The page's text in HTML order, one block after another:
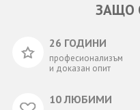
ЗАЩО
26 ГОДИНИ
професионализъм
и доказан опит
10 ЛЮБИМИ